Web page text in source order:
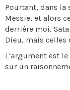
Pourtant, dans la
Messie, et alors
derrière moi,
Dieu, mais celles
L’argument est
sur un